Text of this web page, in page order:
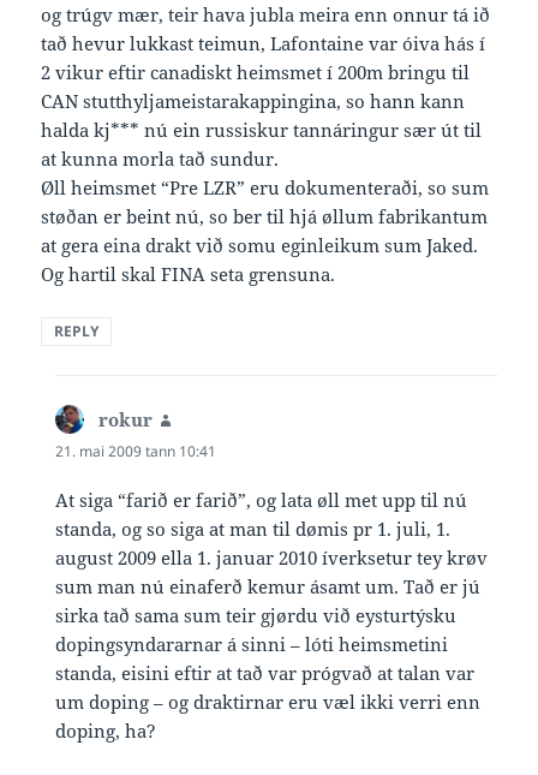
og trúgv mær, teir hava jubla meira enn onnur tá ið
tað hevur lukkast teimun, Lafontaine var óiva hás í
2 vikur eftir canadiskt heimsmet í 200m bringu til
CAN stutthyljameistarakappingina, so hann kann
halda kj*** nú ein russiskur tannáringur sær út til
at kunna morla tað sundur.
Øll heimsmet “Pre LZR” eru dokumenteraði, so sum
støðan er beint nú, so ber til hjá øllum fabrikantum
at gera eina drakt við somu eginleikum sum Jaked.
Og hartil skal FINA seta grensuna.
REPLY
rokur
21. mai 2009 tann 10:41
At siga “farið er farið”, og lata øll met upp til nú
standa, og so siga at man til dømis pr 1. juli, 1.
august 2009 ella 1. januar 2010 íverksetur tey krøv
sum man nú einaferð kemur ásamt um. Tað er jú
sirka tað sama sum teir gjørdu við eysturtýsku
dopingsyndararnar á sinni – lóti heimsmetini
standa, eisini eftir at tað var prógvað at talan var
um doping – og draktirnar eru væl ikki verri enn
doping, ha?